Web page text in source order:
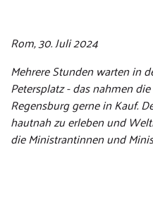
Rom, 30. Juli 2024
Mehrere Stunden warten in
Petersplatz - das nahmen
Regensburg gerne in Kauf.
hautnah zu erleben und
die Ministrantinnen und